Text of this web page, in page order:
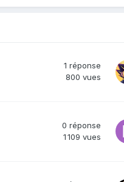
1 réponse
800 vues
0 réponse
1 109 vues